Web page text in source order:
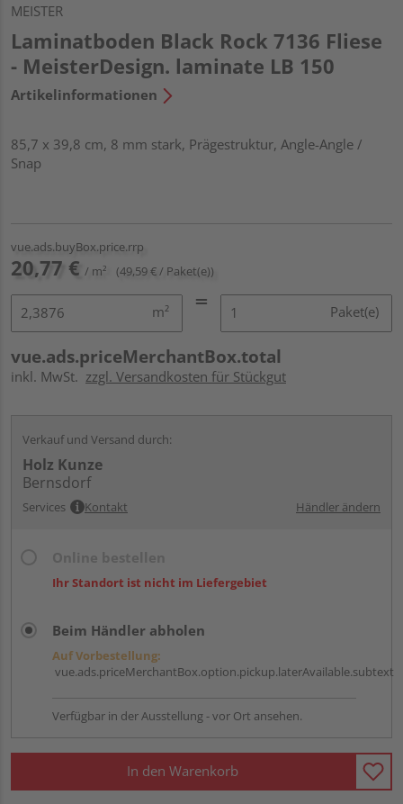
MEISTER
Laminatboden Black Rock 7136 Fliese
- MeisterDesign. laminate LB 150
Artikelinformationen
85,7 x 39,8 cm, 8 mm stark, Prägestruktur, Angle-Angle /
Snap
vue.ads.buyBox.price.rrp
20,77 € / m² (49,59 € / Paket(e))
m² Paket(e)
vue.ads.priceMerchantBox.total
inkl. MwSt. zzgl. Versandkosten für Stückgut
Verkauf und Versand durch:
Holz Kunze
Bernsdorf
Services Kontakt Händler ändern
Ihr Standort ist nicht im Liefergebiet
Beim Händler abholen
Auf Vorbestellung:
vue.ads.priceMerchantBox.option.pickup.laterAvailable.subtext
Verfügbar in der Ausstellung - vor Ort ansehen.
In den Warenkorb